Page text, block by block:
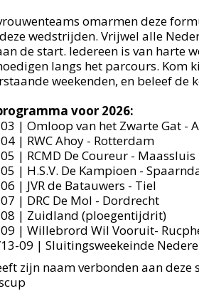
omarmen deze
wedstrijden. Vrijwel alle
de start. Iedereen is van harte
langs het parcours. Kom
weekenden, en beleef de
voor 2026:
| Omloop van het Zwarte Gat -
| RWC Ahoy - Rotterdam
| RCMD De Coureur - Maassluis
| H.S.V. De Kampioen -
| JVR de Batauwers - Tiel
| DRC De Mol - Dordrecht
| Zuidland (ploegentijdrit)
| Willebrord Wil Vooruit-
09 | Sluitingsweekeinde
zijn naam verbonden aan